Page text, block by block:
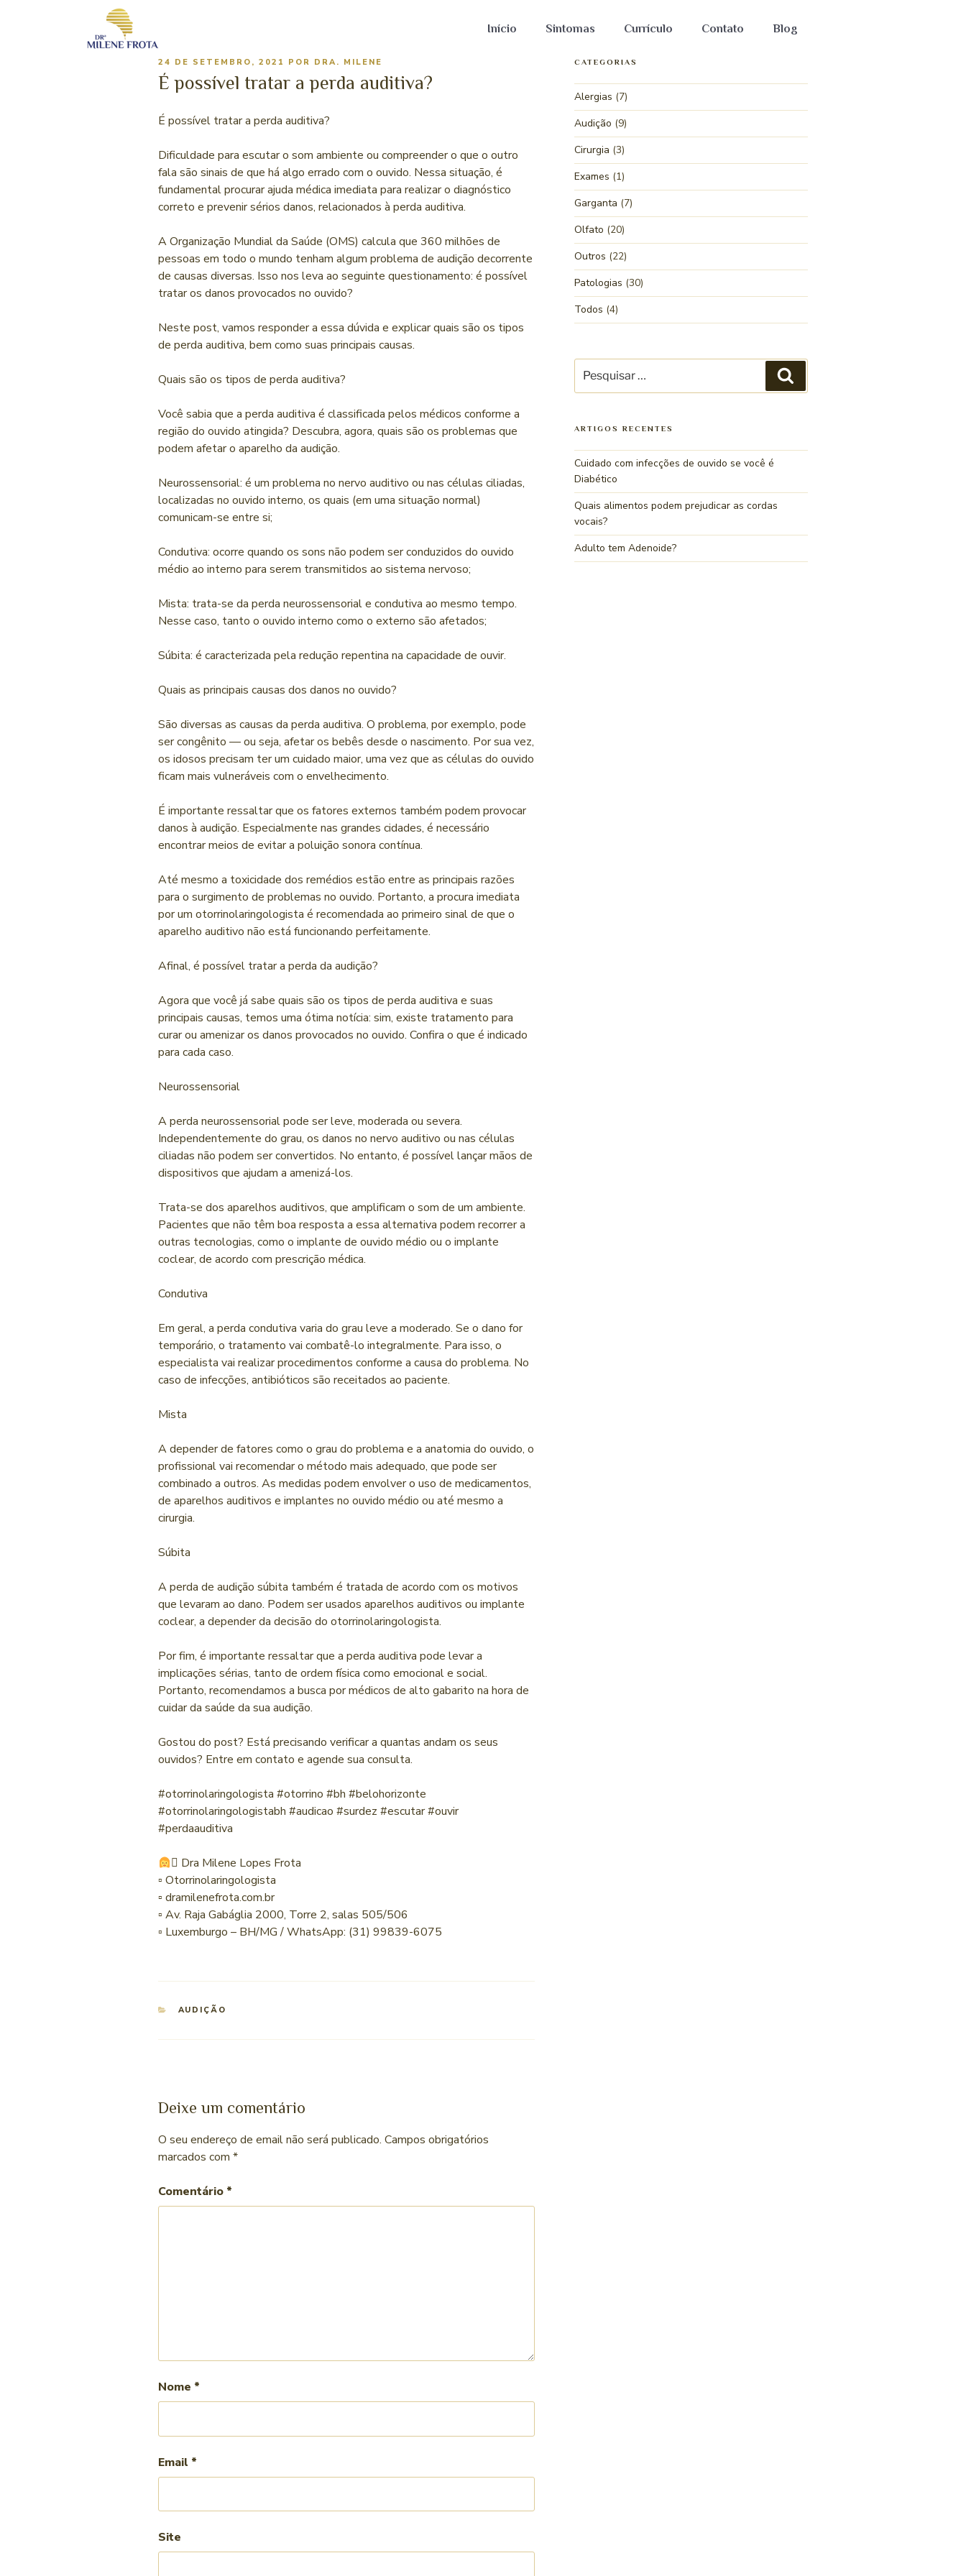
Início Sintomas Currículo Contato Blog
24 DE SETEMBRO, 2021 POR DRA. MILENE
É possível tratar a perda auditiva?
É possível tratar a perda auditiva?
Dificuldade para escutar o som ambiente ou compreender o que o outro
fala são sinais de que há algo errado com o ouvido. Nessa situação, é
fundamental procurar ajuda médica imediata para realizar o diagnóstico
correto e prevenir sérios danos, relacionados à perda auditiva.
A Organização Mundial da Saúde (OMS) calcula que 360 milhões de
pessoas em todo o mundo tenham algum problema de audição decorrente
de causas diversas. Isso nos leva ao seguinte questionamento: é possível
tratar os danos provocados no ouvido?
Neste post, vamos responder a essa dúvida e explicar quais são os tipos
de perda auditiva, bem como suas principais causas.
Quais são os tipos de perda auditiva?
Você sabia que a perda auditiva é classificada pelos médicos conforme a
região do ouvido atingida? Descubra, agora, quais são os problemas que
podem afetar o aparelho da audição.
Neurossensorial: é um problema no nervo auditivo ou nas células ciliadas,
localizadas no ouvido interno, os quais (em uma situação normal)
comunicam-se entre si;
Condutiva: ocorre quando os sons não podem ser conduzidos do ouvido
médio ao interno para serem transmitidos ao sistema nervoso;
Mista: trata-se da perda neurossensorial e condutiva ao mesmo tempo.
Nesse caso, tanto o ouvido interno como o externo são afetados;
Súbita: é caracterizada pela redução repentina na capacidade de ouvir.
Quais as principais causas dos danos no ouvido?
São diversas as causas da perda auditiva. O problema, por exemplo, pode
ser congênito — ou seja, afetar os bebês desde o nascimento. Por sua vez,
os idosos precisam ter um cuidado maior, uma vez que as células do ouvido
ficam mais vulneráveis com o envelhecimento.
É importante ressaltar que os fatores externos também podem provocar
danos à audição. Especialmente nas grandes cidades, é necessário
encontrar meios de evitar a poluição sonora contínua.
Até mesmo a toxicidade dos remédios estão entre as principais razões
para o surgimento de problemas no ouvido. Portanto, a procura imediata
por um otorrinolaringologista é recomendada ao primeiro sinal de que o
aparelho auditivo não está funcionando perfeitamente.
Afinal, é possível tratar a perda da audição?
Agora que você já sabe quais são os tipos de perda auditiva e suas
principais causas, temos uma ótima notícia: sim, existe tratamento para
curar ou amenizar os danos provocados no ouvido. Confira o que é indicado
para cada caso.
Neurossensorial
A perda neurossensorial pode ser leve, moderada ou severa.
Independentemente do grau, os danos no nervo auditivo ou nas células
ciliadas não podem ser convertidos. No entanto, é possível lançar mãos de
dispositivos que ajudam a amenizá-los.
Trata-se dos aparelhos auditivos, que amplificam o som de um ambiente.
Pacientes que não têm boa resposta a essa alternativa podem recorrer a
outras tecnologias, como o implante de ouvido médio ou o implante
coclear, de acordo com prescrição médica.
Condutiva
Em geral, a perda condutiva varia do grau leve a moderado. Se o dano for
temporário, o tratamento vai combatê-lo integralmente. Para isso, o
especialista vai realizar procedimentos conforme a causa do problema. No
caso de infecções, antibióticos são receitados ao paciente.
Mista
A depender de fatores como o grau do problema e a anatomia do ouvido, o
profissional vai recomendar o método mais adequado, que pode ser
combinado a outros. As medidas podem envolver o uso de medicamentos,
de aparelhos auditivos e implantes no ouvido médio ou até mesmo a
cirurgia.
Súbita
A perda de audição súbita também é tratada de acordo com os motivos
que levaram ao dano. Podem ser usados aparelhos auditivos ou implante
coclear, a depender da decisão do otorrinolaringologista.
Por fim, é importante ressaltar que a perda auditiva pode levar a
implicações sérias, tanto de ordem física como emocional e social.
Portanto, recomendamos a busca por médicos de alto gabarito na hora de
cuidar da saúde da sua audição.
Gostou do post? Está precisando verificar a quantas andam os seus
ouvidos? Entre em contato e agende sua consulta.
#otorrinolaringologista #otorrino #bh #belohorizonte
#otorrinolaringologistabh #audicao #surdez #escutar #ouvir
#perdaauditiva
‍⚕ Dra Milene Lopes Frota
▫ Otorrinolaringologista
▫ dramilenefrota.com.br
▫ Av. Raja Gabáglia 2000, Torre 2, salas 505/506
▫ Luxemburgo – BH/MG / WhatsApp: (31) 99839-6075
AUDIÇÃO
Deixe um comentário
O seu endereço de email não será publicado. Campos obrigatórios
marcados com *
Comentário *
Nome *
Email *
Site
CATEGORIAS
Alergias (7)
Audição (9)
Cirurgia (3)
Exames (1)
Garganta (7)
Olfato (20)
Outros (22)
Patologias (30)
Todos (4)
ARTIGOS RECENTES
Cuidado com infecções de ouvido se você é
Diabético
Quais alimentos podem prejudicar as cordas
vocais?
Adulto tem Adenoide?